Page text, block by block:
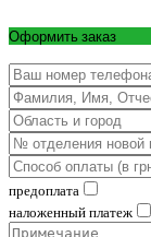
Оформить заказ
предоплата
наложенный платеж